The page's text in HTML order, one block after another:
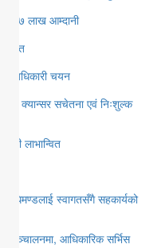
४७ लाख आम्दानी
अधिकारी चयन
आज क्यान्सर सचेतना एवं निःशुल्क
बढी लाभान्वित
स्वागतसँगै सहकार्यको
सञ्चालनमा, आधिकारिक सर्भिस